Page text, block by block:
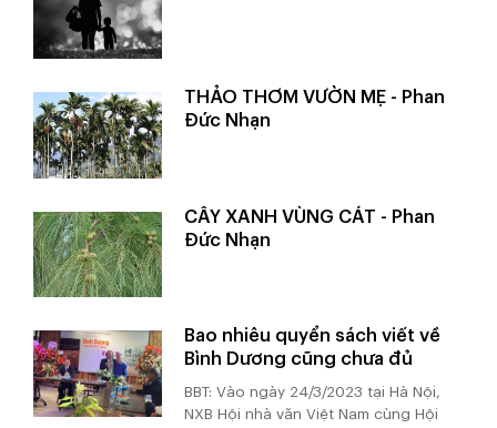
THẢO THƠM VƯỜN MẸ - Phan
Đức Nhạn
CÂY XANH VÙNG CÁT - Phan
Đức Nhạn
Bao nhiêu quyển sách viết về
Bình Dương cũng chưa đủ
BBT: Vào ngày 24/3/2023 tại Hà Nội,
NXB Hội nhà văn Việt Nam cùng Hội